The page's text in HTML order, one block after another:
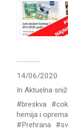
14/06/2020
In Aktuelna
breskva
hemija i oprema
Prehrana